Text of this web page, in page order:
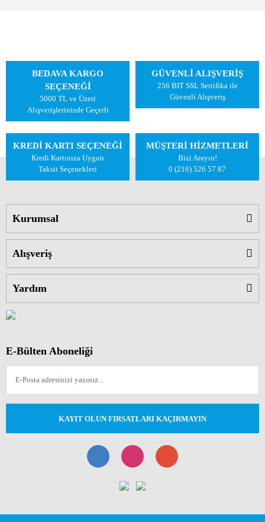
BEDAVA KARGO
SEÇENEĞİ
5000 TL ve Üzeri
Alışverişlerinizde Geçerli
GÜVENLİ ALIŞVERİŞ
256 BIT SSL Sertifika ile
Güvenli Alışveriş
KREDİ KARTI SEÇENEĞİ
Kredi Kartınıza Uygun
Taksit Seçenekleri
MÜŞTERİ HİZMETLERİ
Bizi Arayın!
0 (216) 526 57 87
Kurumsal
Alışveriş
Yardım
E-Bülten Aboneliği
KAYIT OLUN FIRSATLARI KAÇIRMAYIN